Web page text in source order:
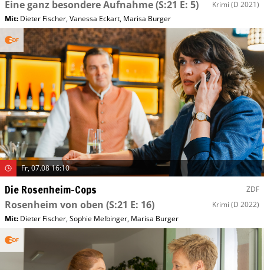
Eine ganz besondere Aufnahme(S:21 E: 5) Krimi (D 2021)
Mit: Dieter Fischer,Vanessa Eckart, Marisa Burger
Fr, 07.08 16:10
Die Rosenheim-Cops ZDF
Rosenheim von oben (S:21 E: 16) Krimi (D 2022)
Mit: Dieter Fischer,Sophie Melbinger, Marisa Burger